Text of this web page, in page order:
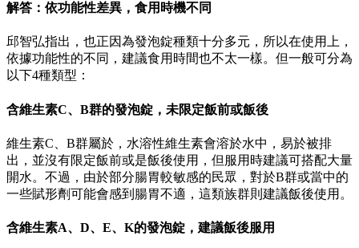
解答：依功能性差異，食用時機不同
邱智弘指出，也正因為發泡錠種類十分多元，所以在使用上，
依據功能性的不同，建議食用時間也不太一樣。但一般可分為
以下4種類型：
含維生素C、B群的發泡錠，未限定飯前或飯後
維生素C、B群屬於，水溶性維生素會溶於水中，易於被排
出，並沒有限定飯前或是飯後使用，但服用時建議可搭配大量
開水。不過，由於部分腸胃較敏感的民眾，對於B群或當中的
一些賦形劑可能會感到腸胃不適，這類族群則建議飯後使用。
含維生素A、D、E、K的發泡錠，建議飯後服用